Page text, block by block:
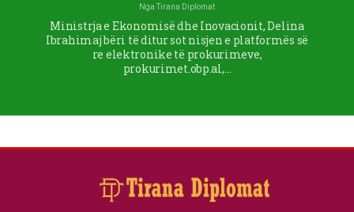
NgaTirana Diplomat
Ministrja e Ekonomisë dhe Inovacionit, Delina
Ibrahimaj bëri të ditur sot nisjen e platformës së
re elektronike të prokurimeve,
prokurimet.obp.al,…